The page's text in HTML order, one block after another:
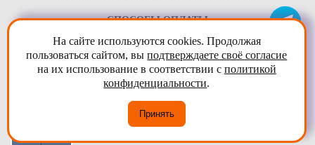
Коробка для капкейков на 2 шт. с прозрачным окном, серия
СПОСОБЫ ОПЛАТЫ
На сайте используются cookies. Продолжая
пользоваться сайтом, выподтверждаете своё согласие
на их использование в соответствии с политикой
конфиденциальности.
Принять